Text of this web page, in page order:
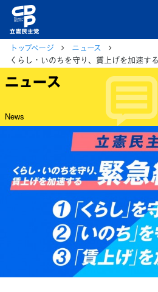
トップページ
ニュース
くらし・いのちを守り、賃上げを加速す
ニュース
News